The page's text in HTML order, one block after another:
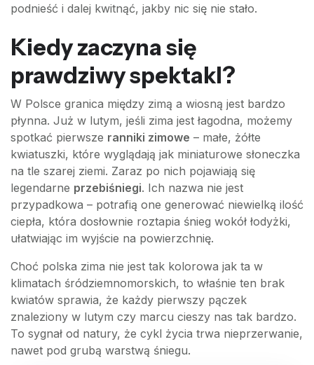
podnieść i dalej kwitnąć, jakby nic się nie stało.
Kiedy zaczyna się
prawdziwy spektakl?
W Polsce granica między zimą a wiosną jest bardzo
płynna. Już w lutym, jeśli zima jest łagodna, możemy
spotkać pierwsze ranniki zimowe – małe, żółte
kwiatuszki, które wyglądają jak miniaturowe słoneczka
na tle szarej ziemi. Zaraz po nich pojawiają się
legendarne przebiśniegi. Ich nazwa nie jest
przypadkowa – potrafią one generować niewielką ilość
ciepła, która dosłownie roztapia śnieg wokół łodyżki,
ułatwiając im wyjście na powierzchnię.
Choć polska zima nie jest tak kolorowa jak ta w
klimatach śródziemnomorskich, to właśnie ten brak
kwiatów sprawia, że każdy pierwszy pączek
znaleziony w lutym czy marcu cieszy nas tak bardzo.
To sygnał od natury, że cykl życia trwa nieprzerwanie,
nawet pod grubą warstwą śniegu.